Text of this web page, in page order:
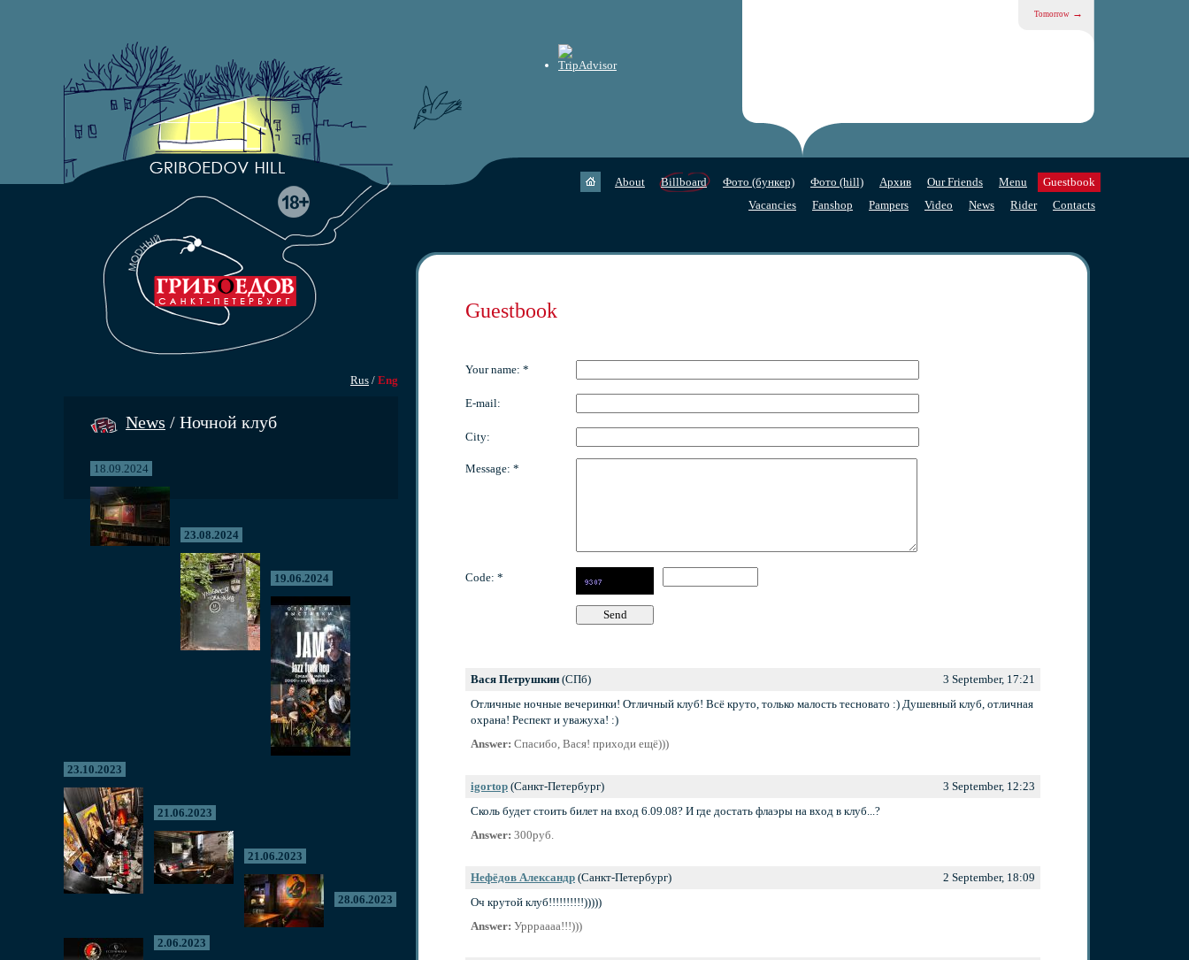
Tomorrow →
About Billboard Фото (бункер) Фото (hill) Архив Our Friends Menu
Guestbook
Vacancies
Fanshop Pampers Video News Rider Contacts
Rus / Eng
News / Ночной клуб
18.09.2024
23.08.2024
19.06.2024
23.10.2023
21.06.2023
21.06.2023
28.06.2023
2.06.2023
Guestbook
Your name: *
E-mail:
City:
Message: *
Code: *
Вася Петрушкин (СПб)
3 September, 17:21
Отличные ночные вечеринки! Отличный клуб! Всё круто, только малость тесновато :) Душевный клуб, отличная
охрана! Респект и уважуха! :)
Answer: Спасибо, Вася! приходи ещё)))
igortop (Санкт-Петербург)
3 September, 12:23
Сколь будет стоить билет на вход 6.09.08? И где достать флаэры на вход в клуб...?
Answer: 300руб.
Нефёдов Александр (Санкт-Петербург)
2 September, 18:09
Оч крутой клуб!!!!!!!!!!)))))
Answer: Уррраааа!!!)))